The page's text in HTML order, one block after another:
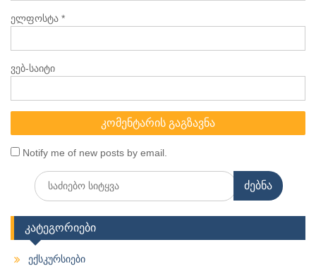
ელფოსტა *
ვებ-საიტი
Notify me of new posts by email.
Search
for:
კატეგორიები
ექსკურსიები